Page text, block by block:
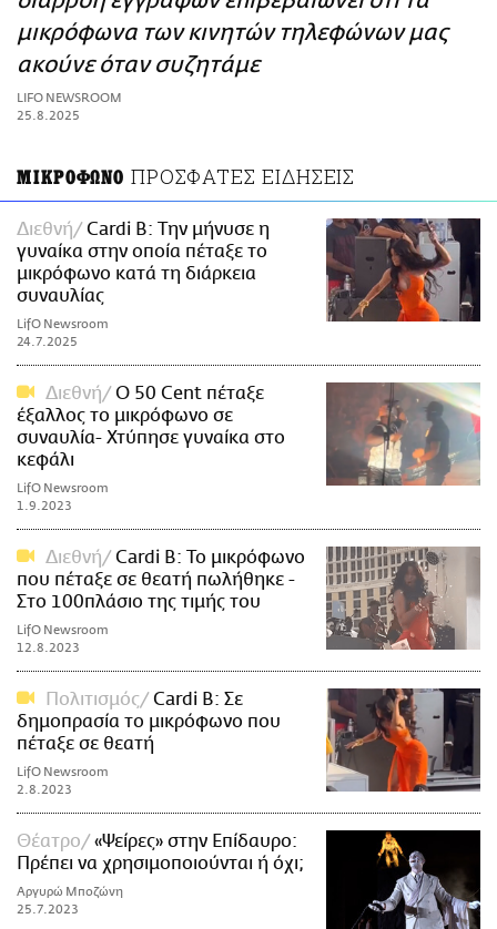
ΑΜΠΑ
PRINT
μικρόφωνα των κινητών τηλεφώνων μας
ακούνε όταν συζητάμε
LIFO NEWSROOM
25.8.2025
ΜΙΚΡΟΦΩΝΟ ΠΡΟΣΦΑΤΕΣ ΕΙΔΗΣΕΙΣ
Διεθνή
Cardi B: Την μήνυσε η
γυναίκα στην οποία πέταξε το
μικρόφωνο κατά τη διάρκεια
συναυλίας
LifO Newsroom
24.7.2025
Διεθνή
Ο 50 Cent πέταξε
έξαλλος το μικρόφωνο σε
συναυλία- Χτύπησε γυναίκα στο
κεφάλι
LifO Newsroom
1.9.2023
Διεθνή
Cardi B: Το μικρόφωνο
που πέταξε σε θεατή πωλήθηκε -
Στο 100πλάσιο της τιμής του
LifO Newsroom
12.8.2023
Πολιτισμός
Cardi B: Σε
δημοπρασία το μικρόφωνο που
πέταξε σε θεατή
LifO Newsroom
2.8.2023
Θέατρο
«Ψείρες» στην Επίδαυρο:
Πρέπει να χρησιμοποιούνται ή όχι;
Αργυρώ Μποζώνη
25.7.2023